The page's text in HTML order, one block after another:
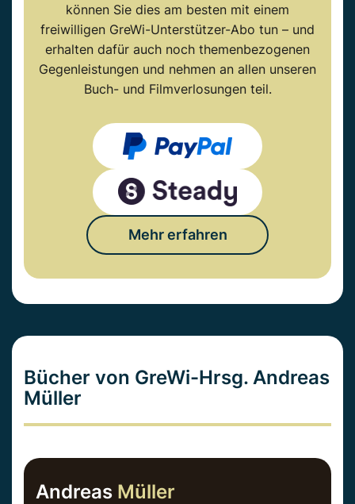
können Sie dies am besten mit einem
freiwilligen GreWi-Unterstützer-Abo tun – und
erhalten dafür auch noch themenbezogenen
Gegenleistungen und nehmen an allen unseren
Buch- und Filmverlosungen teil.
Mehr erfahren
Bücher von GreWi-Hrsg. Andreas
Müller
Andreas Müller